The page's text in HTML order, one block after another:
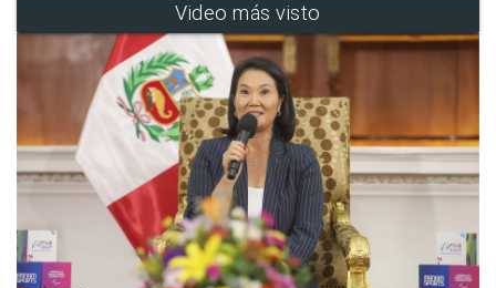
Video más visto